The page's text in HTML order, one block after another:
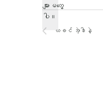
သတိထား
ပါ။
များမတွေ့
ပါ။
ယခင် အဲ့ဒါနဲ့